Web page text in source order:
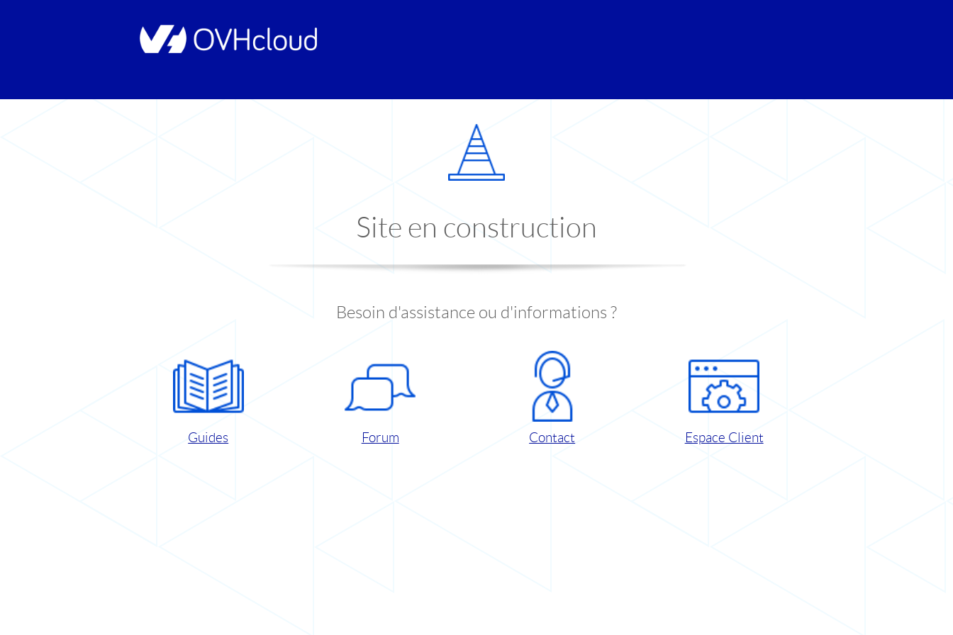
Site en construction
Besoin d'assistance ou d'informations ?
Guides Forum Contact Espace Client